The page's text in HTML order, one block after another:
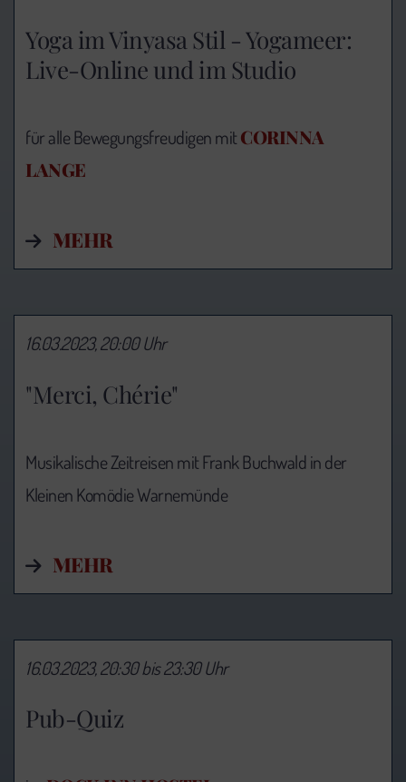
Yoga im Vinyasa Stil - Yogameer:
Live-Online und im Studio
für alle Bewegungsfreudigen mitCORINNA
LANGE
MEHR
"Merci, Chérie"
16.03.2023, 20:00 Uhr
Musikalische Zeitreisen mit Frank Buchwald in der
Kleinen Komödie Warnemünde
MEHR
Pub-Quiz
16.03.2023, 20:30 bis 23:30 Uhr